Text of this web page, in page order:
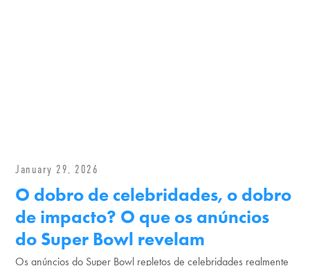
January 29, 2026
O dobro de celebridades, o dobro
de impacto? O que os anúncios
do Super Bowl revelam
Os anúncios do Super Bowl repletos de celebridades realmente